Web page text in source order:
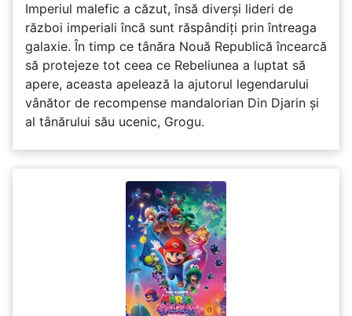
Imperiul malefic a căzut, însă diverși lideri de
război imperiali încă sunt răspândiți prin întreaga
galaxie. În timp ce tânăra Nouă Republică încearcă
să protejeze tot ceea ce Rebeliunea a luptat să
apere, aceasta apelează la ajutorul legendarului
vânător de recompense mandalorian Din Djarin și
al tânărului său ucenic, Grogu.